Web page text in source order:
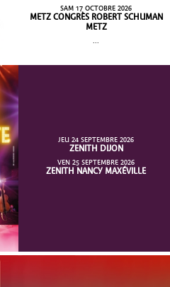
SAM 17 OCTOBRE 2026
METZ CONGRÈS ROBERT SCHUMAN
METZ
JEU 24 SEPTEMBRE 2026
ZENITH DIJON
VEN 25 SEPTEMBRE 2026
ZENITH NANCY MAXÉVILLE